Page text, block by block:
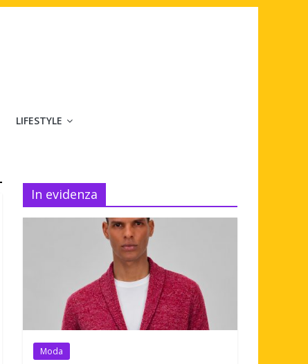
LIFESTYLE
In evidenza
Moda